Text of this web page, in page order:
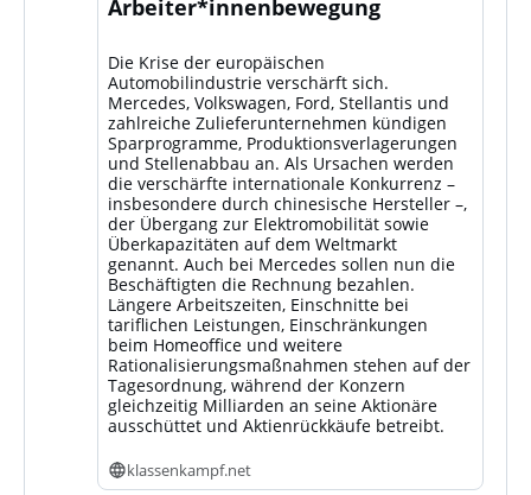
Arbeiter*innenbewegung
Die Krise der europäischen
Automobilindustrie verschärft sich.
Mercedes, Volkswagen, Ford, Stellantis und
zahlreiche Zulieferunternehmen kündigen
Sparprogramme, Produktionsverlagerungen
und Stellenabbau an. Als Ursachen werden
die verschärfte internationale Konkurrenz –
insbesondere durch chinesische Hersteller –,
der Übergang zur Elektromobilität sowie
Überkapazitäten auf dem Weltmarkt
genannt. Auch bei Mercedes sollen nun die
Beschäftigten die Rechnung bezahlen.
Längere Arbeitszeiten, Einschnitte bei
tariflichen Leistungen, Einschränkungen
beim Homeoffice und weitere
Rationalisierungsmaßnahmen stehen auf der
Tagesordnung, während der Konzern
gleichzeitig Milliarden an seine Aktionäre
ausschüttet und Aktienrückkäufe betreibt.
klassenkampf.net